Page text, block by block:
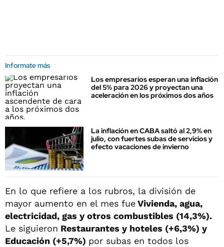
Informate más
Los empresarios esperan una inflación
del 5% para 2026 y proyectan una
aceleración en los próximos dos años
La inflación en CABA saltó al 2,9% en
julio, con fuertes subas de servicios y
efecto vacaciones de invierno
En lo que refiere a los rubros, la división de
mayor aumento en el mes fueVivienda, agua,
electricidad, gas y otros combustibles (14,3%).
Le siguieron Restaurantes y hoteles (+6,3%) y
Educación (+5,7%) por subas en todos los